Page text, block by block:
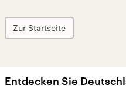
Zur Startseite
Entdecken Sie